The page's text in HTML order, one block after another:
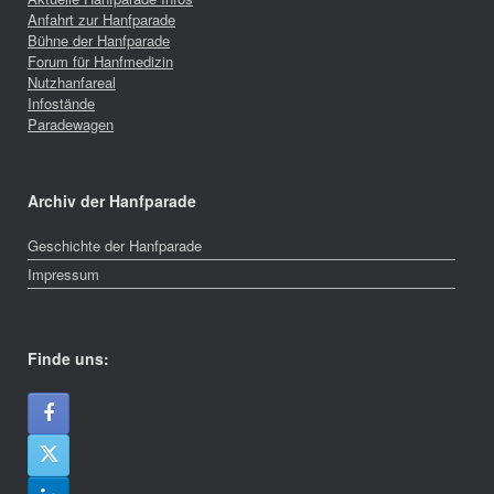
Anfahrt zur Hanfparade
Bühne der Hanfparade
Forum für Hanfmedizin
Nutzhanfareal
Infostände
Paradewagen
Archiv der Hanfparade
Geschichte der Hanfparade
Impressum
Finde uns: